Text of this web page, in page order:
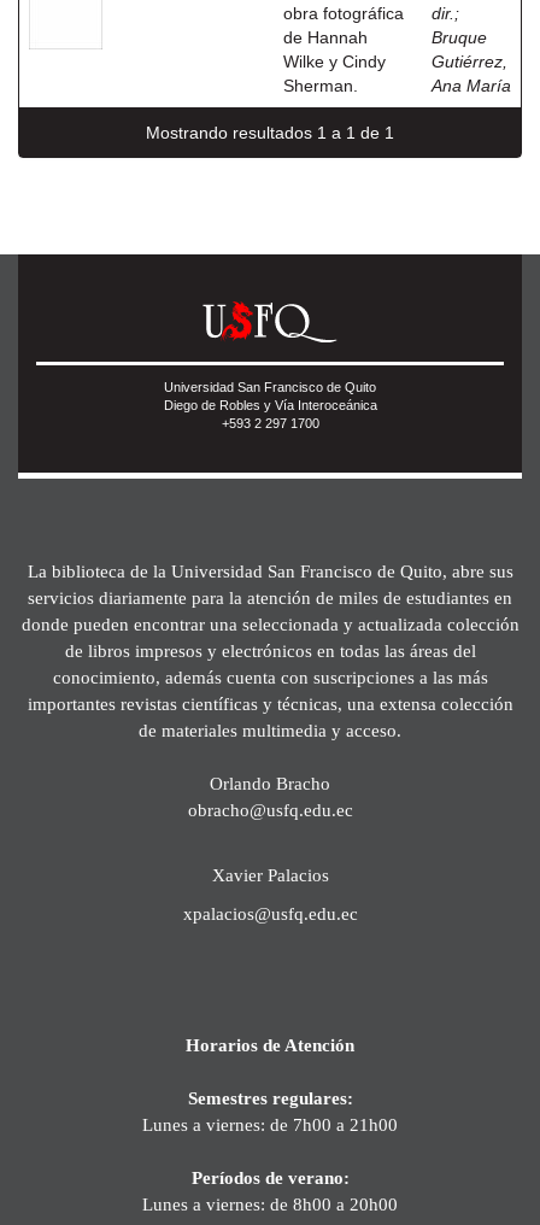
obra fotográfica
de Hannah
Wilke y Cindy
Sherman.
dir. ;
Bruque
Gutiérrez,
Ana María
Mostrando resultados 1 a 1 de 1
Universidad San Francisco de Quito
Diego de Robles y Vía Interoceánica
+593 2 297 1700
La biblioteca de la Universidad San Francisco de Quito, abre sus
servicios diariamente para la atención de miles de estudiantes en
donde pueden encontrar una seleccionada y actualizada colección
de libros impresos y electrónicos en todas las áreas del
conocimiento, además cuenta con suscripciones a las más
importantes revistas científicas y técnicas, una extensa colección
de materiales multimedia y acceso.
Orlando Bracho
obracho@usfq.edu.ec
Xavier Palacios
xpalacios@usfq.edu.ec
Horarios de Atención
Semestres regulares:
Lunes a viernes: de 7h00 a 21h00
Períodos de verano:
Lunes a viernes: de 8h00 a 20h00